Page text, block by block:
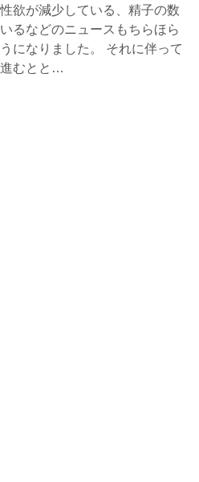
欲が減少している、精子の数
るなどのニュースもちらほら
になりました。 それに伴って
むとと…